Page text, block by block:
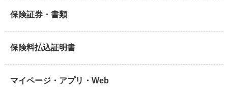
保険証券・書類
保険料払込証明書
マイページ・アプリ・Web